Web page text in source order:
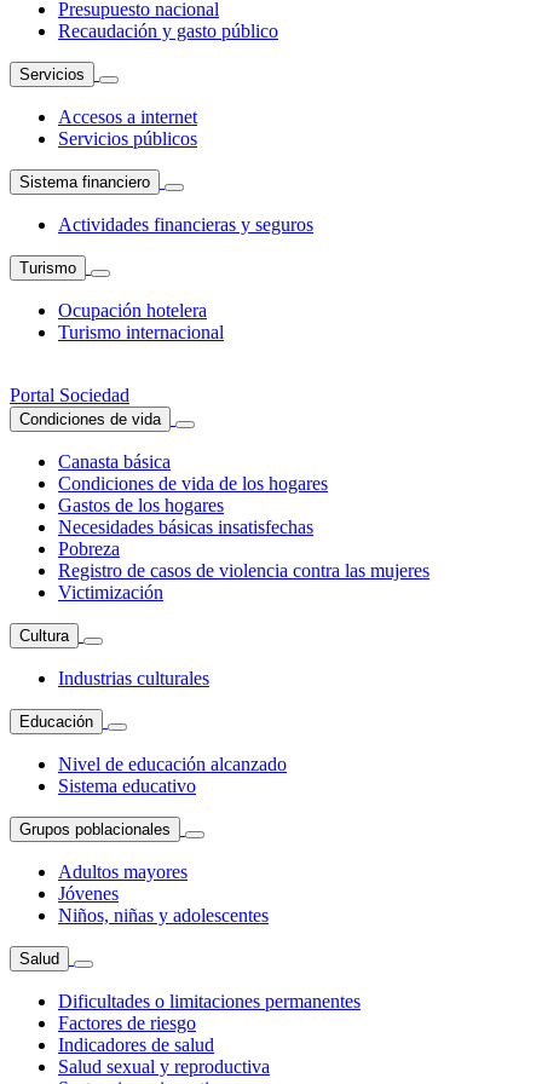
Presupuesto nacional
Recaudación y gasto público
Servicios
Accesos a internet
Servicios públicos
Sistema financiero
Actividades financieras y seguros
Turismo
Ocupación hotelera
Turismo internacional
Portal Sociedad
Condiciones de vida
Canasta básica
Condiciones de vida de los hogares
Gastos de los hogares
Necesidades básicas insatisfechas
Pobreza
Registro de casos de violencia contra las mujeres
Victimización
Cultura
Industrias culturales
Educación
Nivel de educación alcanzado
Sistema educativo
Grupos poblacionales
Adultos mayores
Jóvenes
Niños, niñas y adolescentes
Salud
Dificultades o limitaciones permanentes
Factores de riesgo
Indicadores de salud
Salud sexual y reproductiva